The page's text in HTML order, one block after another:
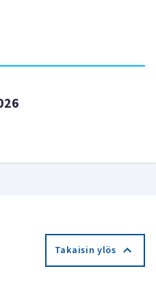
Takaisin ylös